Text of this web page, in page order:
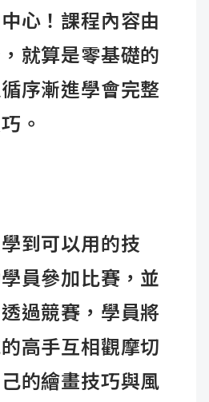
心！課程內容由
就算是零基礎的
序漸進學會完整
。
到可以用的技
員參加比賽，並
過競賽，學員將
高手互相觀摩切
的繪畫技巧與風